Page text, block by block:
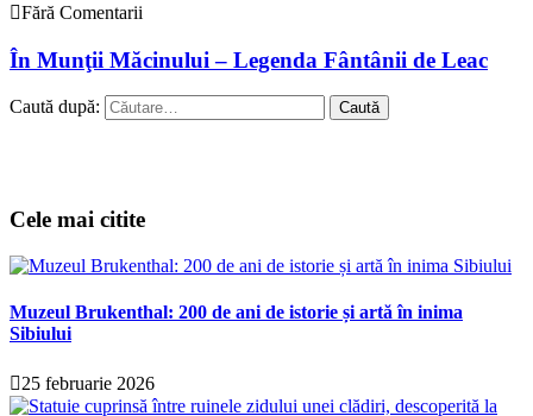
Fără Comentarii
În Munţii Măcinului – Legenda Fântânii de Leac
Caută după:
Cele mai citite
Muzeul Brukenthal: 200 de ani de istorie și artă în inima
Sibiului
25 februarie 2026